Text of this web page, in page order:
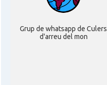
Grup de whatsapp de Culers
d'arreu del mon